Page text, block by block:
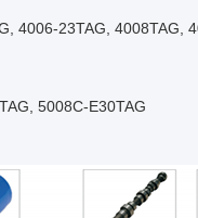
4006-23TAG, 4008TAG,
5008C-E30TAG